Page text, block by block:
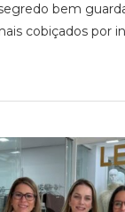
bem
cobiçados por